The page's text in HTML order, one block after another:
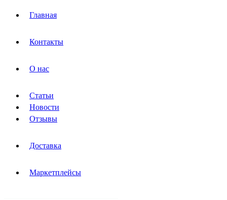
Главная
Контакты
О нас
Статьи
Новости
Отзывы
Доставка
Маркетплейсы